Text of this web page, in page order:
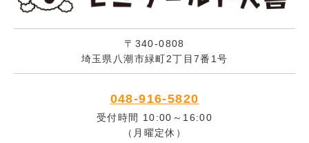
〒340-0808
埼玉県八潮市緑町2丁目7番1号
048-916-5820
受付時間 10:00～16:00
（月曜定休）